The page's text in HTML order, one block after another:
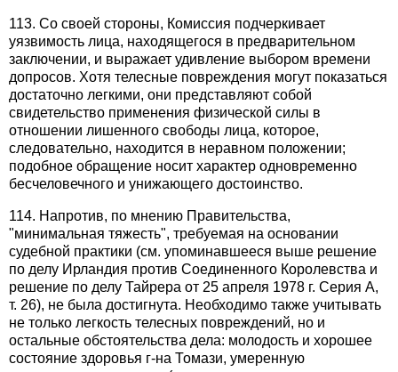
113. Со своей стороны, Комиссия подчеркивает
уязвимость лица, находящегося в предварительном
заключении, и выражает удивление выбором времени
допросов. Хотя телесные повреждения могут показаться
достаточно легкими, они представляют собой
свидетельство применения физической силы в
отношении лишенного свободы лица, которое,
следовательно, находится в неравном положении;
подобное обращение носит характер одновременно
бесчеловечного и унижающего достоинство.
114. Напротив, по мнению Правительства,
"минимальная тяжесть", требуемая на основании
судебной практики (см. упоминавшееся выше решение
по делу Ирландия против Соединенного Королевства и
решение по делу Тайрера от 25 апреля 1978 г. Серия А,
т. 26), не была достигнута. Необходимо также учитывать
не только легкость телесных повреждений, но и
остальные обстоятельства дела: молодость и хорошее
состояние здоровья г-на Томази, умеренную